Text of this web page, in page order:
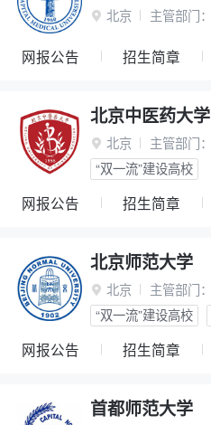
 北京 主管部门：
网报公告 招生简章
北京中医药大学
 北京 主管部门：
“双一流”建设高校
网报公告 招生简章
北京师范大学
 北京 主管部门：
“双一流”建设高校
网报公告 招生简章
首都师范大学